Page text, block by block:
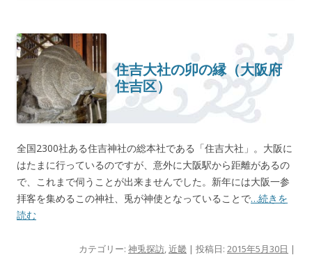
住吉大社の卯の縁（大阪府
住吉区）
全国2300社ある住吉神社の総本社である「住吉大社」。大阪に
はたまに行っているのですが、意外に大阪駅から距離があるの
で、これまで伺うことが出来ませんでした。新年には大阪一参
拝客を集めるこの神社、兎が神使となっていることで…続きを
読む
カテゴリー: 神兎探訪,近畿 | 投稿日: 2015年5月30日 |